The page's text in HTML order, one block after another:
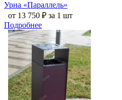
Урна «Параллель»
от 13 750 ₽ за 1 шт
Подробнее